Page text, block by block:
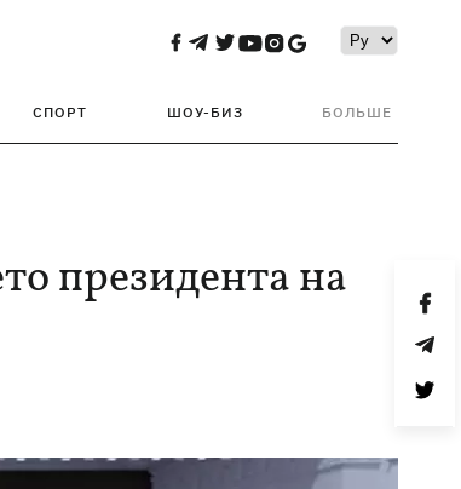
СПОРТ ШОУ-БИЗ БОЛЬШЕ
президента на